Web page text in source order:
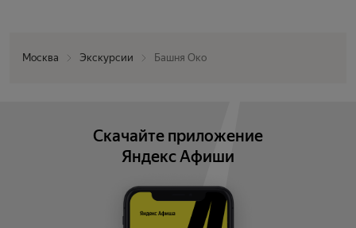
Москва Экскурсии Башня Око
Скачайте приложение
Яндекс Афиши